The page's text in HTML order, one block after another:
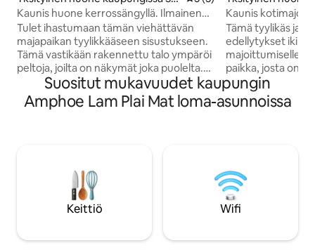
kae Phrong
Kaunis huone kerrossängyllä. Ilmainen
kyyti MotoGP:hen ja sieltä eteenpäin!
Tulet ihastumaan tämän viehättävän
majapaikan tyylikkääseen sisustukseen.
Tämä vastikään rakennettu talo ympäröi
peltoja, joilta on näkymät joka puolelta.
Talolla on paljon tarjottavaa
rentouttavaan oleskeluun Itä-
Thaimaassa. Talo ei ole liian kaukana
luonnonsuojelualueella on harvinaisia
lintuja, ja se on mahtava paikka
pyöräilyyn ja ulkoilma-aktiviteetteihin.
kae Phrong
Kaunis kotimajoitus. MotoGP
kuljetus!
Tämä tyylikäs ja
edellytykset
majoittumiselle.
paikka, josta on
ympäröivälle
paljon tekemistä
lähistöllä on
viihdettä.
Suositut mukavuudet kaupungin
Amphoe Lam Plai Mat loma-asunnoissa
Keittiö Wifi